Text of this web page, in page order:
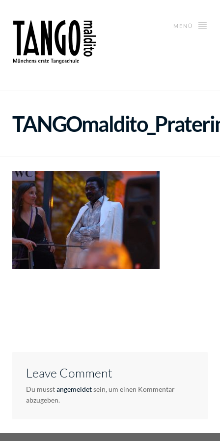
MENÜ
Leave Comment
Du musstangemeldetsein, um einen Kommentar
abzugeben.